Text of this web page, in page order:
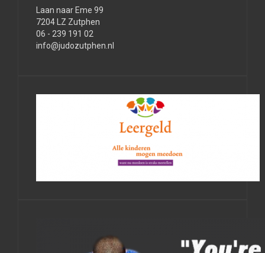
Laan naar Eme 99
7204 LZ Zutphen
06 - 239 191 02
info@judozutphen.nl